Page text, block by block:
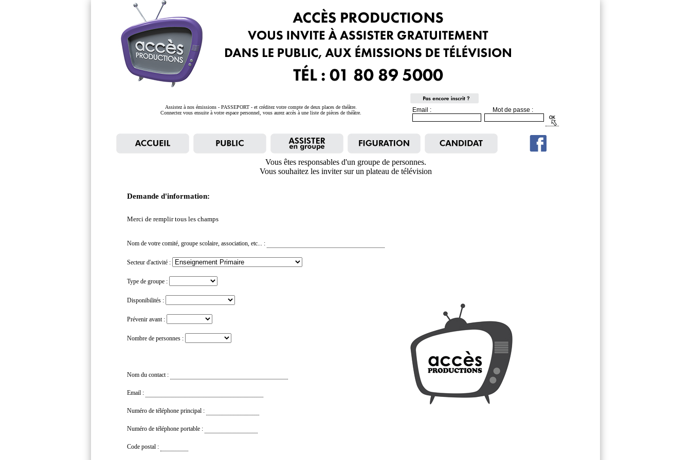
Assistez à nos émissions - PASSEPORT - et créditez votre compte de deux places de théâtre.
Connectez vous ensuite à votre espace personnel, vous aurez accès à une liste de pièces de théâtre.
Email : Mot de passe :
Vous êtes responsables d'un groupe de personnes.
Vous souhaitez les inviter sur un plateau de télévision
Demande d'information:
Merci de remplir tous les champs
Nom de votre comité, groupe scolaire, association, etc... :
Secteur d'activité :
Type de groupe :
Disponibilités :
Prévenir avant :
Nombre de personnes :
Nom du contact :
Email :
Numéro de téléphone principal :
Numéro de téléphone portable :
Code postal :